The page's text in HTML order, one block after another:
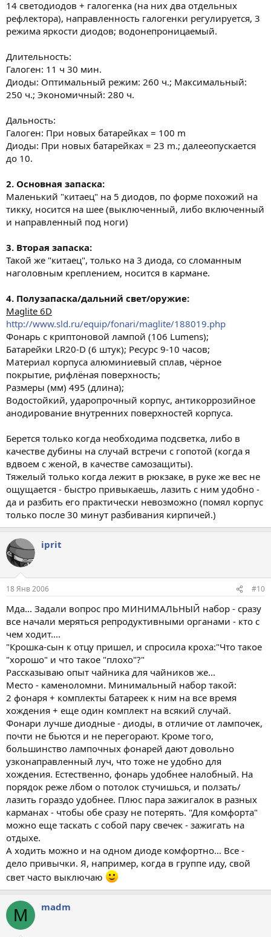
14 светодиодов + галогенка (на них два отдельных
рефлектора), направленность галогенки регулируется, 3
режима яркости диодов; водонепроницаемый.
Длительность:
Галоген: 11 ч 30 мин.
Диоды: Оптимальный режим: 260 ч.; Максимальный:
250 ч.; Экономичный: 280 ч.
Дальность:
Галоген: При новых батарейках = 100 m
Диоды: При новых батарейках = 23 m.; далееопускается
до 10.
2. Основная запаска:
Маленький "китаец" на 5 диодов, по форме похожий на
тикку, носится на шее (выключенный, либо включенный
и направленный под ноги)
3. Вторая запаска:
Такой же "китаец", только на 3 диода, со сломанным
наголовным креплением, носится в кармане.
4. Полузапаска/дальний свет/оружие:
Maglite 6D
http://www.sld.ru/equip/fonari/maglite/188019.php
Фонарь с криптоновой лампой (106 Lumens);
Батарейки LR20-D (6 штук); Ресурс 9-10 часов;
Материал корпуса алюминиевый сплав, чёрное
покрытие, рифлёная поверхность;
Размеры (мм) 495 (длина);
Водостойкий, ударопрочный корпус, антикоррозийное
анодирование внутренних поверхностей корпуса.
Берется только когда необходима подсветка, либо в
качестве дубины на случай встречи с гопотой (когда я
вдвоем с женой, в качестве самозащиты).
Тяжелый только когда лежит в рюкзаке, в руке же вес не
ощущается - быстро привыкаешь, лазить с ним удобно -
да и разбить его практически невозможно (помял корпус
только после 30 минут разбивания кирпичей.)
iprit
18 Янв 2006 #10
Мда... Задали вопрос про МИНИМАЛЬНЫЙ набор - сразу
все начали меряться репродуктивными органами - кто с
чем ходит....
"Крошка-сын к отцу пришел, и спросила кроха:"Что такое
"хорошо" и что такое "плохо"?"
Рассказываю опыт чайника для чайников же...
Место - каменоломни. Минимальный набор такой:
2 фонаря + комплекты батареек к ним на все время
хождения + еще один комплект на всякий случай.
Фонари лучше диодные - диоды, в отличие от лампочек,
почти не бьются и не перегорают. Кроме того,
большинство лампочных фонарей дают довольно
узконаправленный луч, что тоже не удобно для
хождения. Естественно, фонарь удобнее налобный. На
порядок реже лбом о потолок стучишься, и ползать/
лазить гораздо удобнее. Плюс пара зажигалок в разных
карманах - чтобы обе сразу не потерять. "Для комфорта"
можно еще таскать с собой пару свечек - зажигать на
отдыхе.
А ходить можно и на одном диоде комфортно... Все -
дело привычки. Я, например, когда в группе иду, свой
свет часто выключаю
M madm